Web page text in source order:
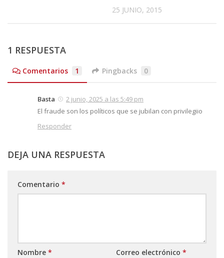
25 JUNIO, 2015
1 RESPUESTA
Comentarios 1 Pingbacks 0
Basta
2 junio, 2025 a las 5:49 pm
El fraude son los políticos que se jubilan con privilegiio
Responder
DEJA UNA RESPUESTA
Comentario *
Nombre * Correo electrónico *